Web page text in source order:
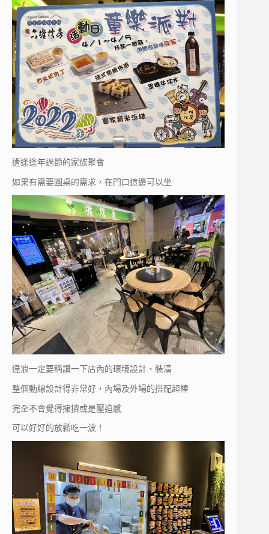
遭逢逢年過節的家族聚會
如果有需要圓桌的需求，在門口這邊可以坐
達浪一定要稱讚一下店內的環境設計、裝潢
整個動線設計得非常好，內場及外場的搭配超棒
完全不會覺得擁擠或是壓迫感
可以好好的放鬆吃一波！